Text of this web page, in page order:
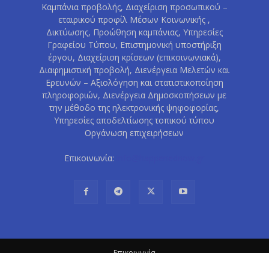
Καμπάνια προβολής, Διαχείριση προσωπικού –
εταιρικού προφίλ Μέσων Κοινωνικής ,
Δικτύωσης, Προώθηση καμπάνιας, Υπηρεσίες
Γραφείου Τύπου, Επιστημονική υποστήριξη
έργου, Διαχείριση κρίσεων (επικοινωνιακά),
Διαφημιστική προβολή, Διενέργεια Μελετών και
Ερευνών – Αξιολόγηση και στατιστικοποίηση
πληροφοριών, Διενέργεια Δημοσκοπήσεων με
την μέθοδο της ηλεκτρονικής ψηφοφορίας,
Υπηρεσίες αποδελτίωσης τοπικού τύπου
Οργάνωση επιχειρήσεων
Επικοινωνία: